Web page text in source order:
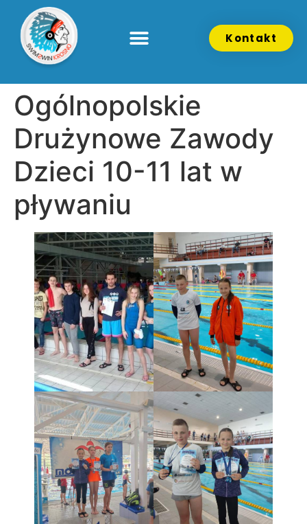
Kontakt
Ogólnopolskie
Drużynowe Zawody
Dzieci 10-11 lat w
pływaniu